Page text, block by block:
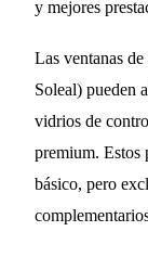
y mejores
Las ventanas
Soleal) pueden
vidrios de
premium. Estos
básico, pero